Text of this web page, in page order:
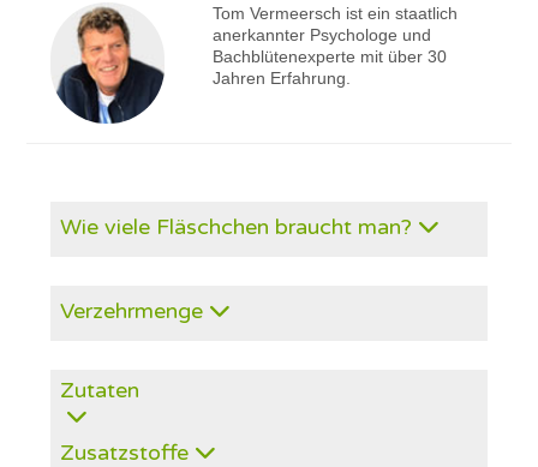
Tom Vermeersch ist ein staatlich
anerkannter Psychologe und
Bachblütenexperte mit über 30
Jahren Erfahrung.
Wie viele Fläschchen braucht man?
Verzehrmenge
Zutaten
Zusatzstoffe